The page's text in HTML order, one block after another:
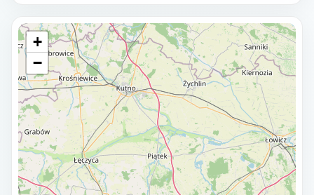
+
−